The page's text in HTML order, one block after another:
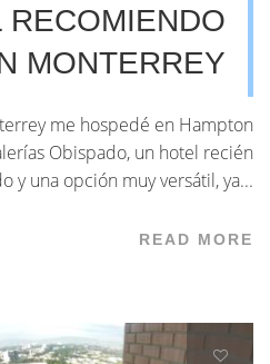
RECOMIENDO
MONTERREY
me hospedé en Hampton
Obispado, un hotel recién
y una opción muy versátil, ya...
READ MORE